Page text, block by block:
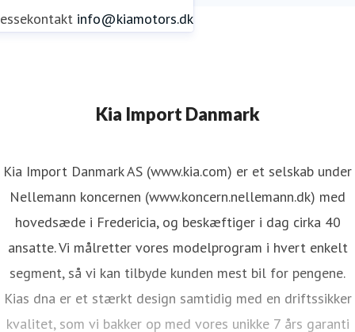
info@kiamotors.dk
Kia Import Danmark
Kia Import Danmark AS (www.kia.com) er et selskab under
Nellemann koncernen (www.koncern.nellemann.dk) med
hovedsæde i Fredericia, og beskæftiger i dag cirka 40
ansatte. Vi målretter vores modelprogram i hvert enkelt
segment, så vi kan tilbyde kunden mest bil for pengene.
Kias dna er et stærkt design samtidig med en driftssikker
kvalitet, som vi bakker op med vores unikke 7 års garanti